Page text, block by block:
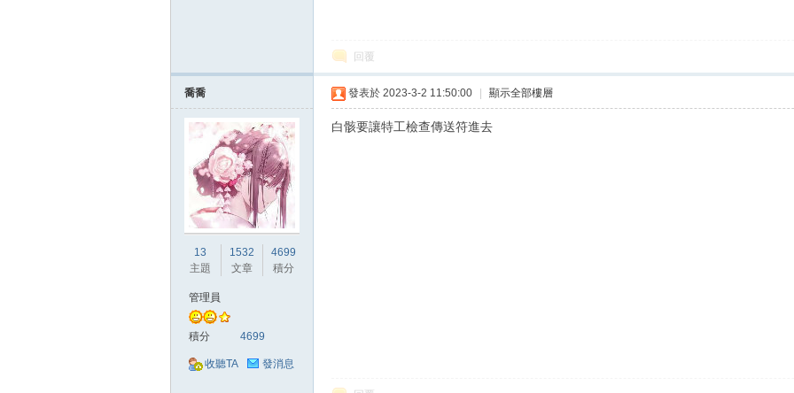
回覆
喬喬
13
主題
1532
文章
4699
積分
管理員
積分 4699
收聽TA 發消息
發表於 2023-3-2 11:50:00 顯示全部樓層
白骸要讓特工檢查傳送符進去